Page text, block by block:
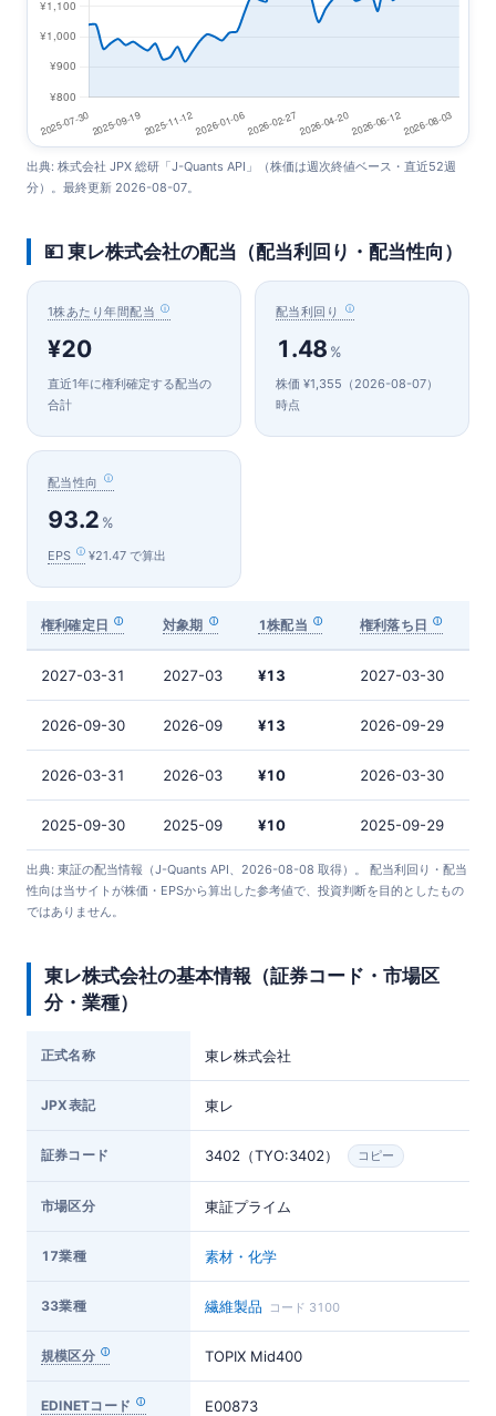
出典: 株式会社 JPX 総研「J-Quants API」（株価は週次終値ベース・直近52週
分）。最終更新 2026-08-07。
💴 東レ株式会社の配当（配当利回り・配当性向）
1株あたり年間配当
¥20
直近1年に権利確定する配当の
合計
配当利回り
1.48 %
株価 ¥1,355（2026-08-07）
時点
配当性向
93.2 %
EPS ¥21.47 で算出
権利確定日 対象期 1株配当 権利落ち日
2027-03-31 2027-03 ¥13 2027-03-30
2026-09-30 2026-09 ¥13 2026-09-29
2026-03-31 2026-03 ¥10 2026-03-30
2025-09-30 2025-09 ¥10 2025-09-29
出典: 東証の配当情報（J-Quants API、2026-08-08 取得）。 配当利回り・配当
性向は当サイトが株価・EPSから算出した参考値で、投資判断を目的としたもの
ではありません。
東レ株式会社の基本情報（証券コード・市場区
分・業種）
正式名称 東レ株式会社
JPX表記 東レ
証券コード 3402（TYO:3402） コピー
市場区分 東証プライム
17業種 素材・化学
33業種 繊維製品 コード 3100
規模区分 TOPIX Mid400
EDINETコード E00873